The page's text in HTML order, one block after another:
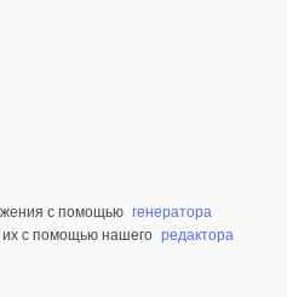
с помощью генератора
их с помощью нашего редактора